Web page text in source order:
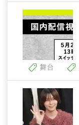
舞台